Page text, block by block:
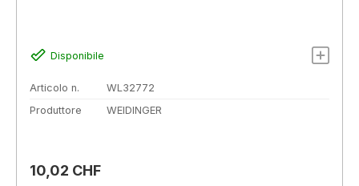
Disponibile
Articolo n.
WL32772
Produttore
WEIDINGER
Prezzo normale:
10,02 CHF